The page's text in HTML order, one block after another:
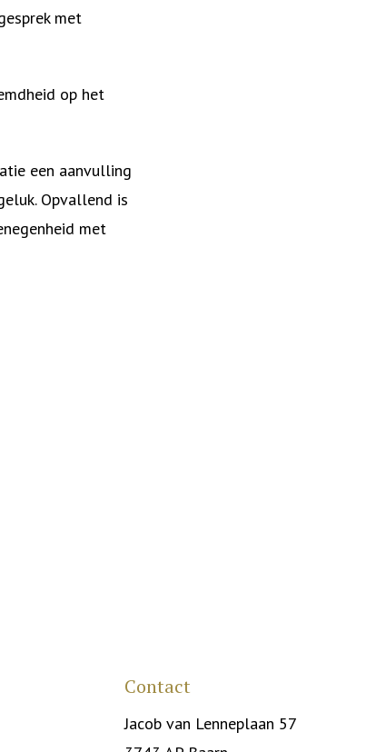
met
op het
een aanvulling
Opvallend is
met
Contact
Jacob van Lenneplaan 57